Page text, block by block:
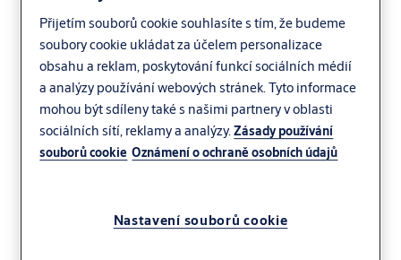
Přijetím souborů cookie souhlasíte s tím, že budeme
soubory cookie ukládat za účelem personalizace
obsahu a reklam, poskytování funkcí sociálních médií
a analýzy používání webových stránek. Tyto informace
mohou být sdíleny také s našimi partnery v oblasti
sociálních sítí, reklamy a analýzy.Zásady používání
souborů cookie Oznámení o ochraně osobních údajů
Nastavení souborů cookie